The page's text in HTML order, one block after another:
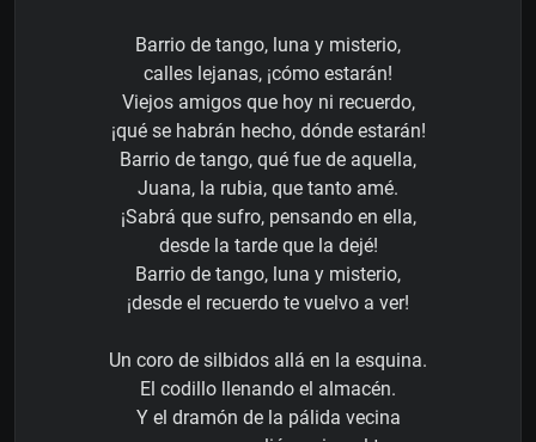
Barrio de tango, luna y misterio,
calles lejanas, ¡cómo estarán!
Viejos amigos que hoy ni recuerdo,
¡qué se habrán hecho, dónde estarán!
Barrio de tango, qué fue de aquella,
Juana, la rubia, que tanto amé.
¡Sabrá que sufro, pensando en ella,
desde la tarde que la dejé!
Barrio de tango, luna y misterio,
¡desde el recuerdo te vuelvo a ver!
Un coro de silbidos allá en la esquina.
El codillo llenando el almacén.
Y el dramón de la pálida vecina